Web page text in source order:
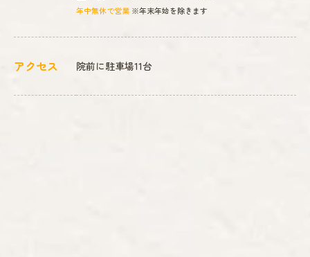
年中無休で営業 ※年末年始を除きます
アクセス 院前に駐車場11台